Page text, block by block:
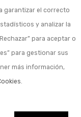
garantizar el correcto
y analizar la
para aceptar o
para gestionar sus
más información,
.
por: 24